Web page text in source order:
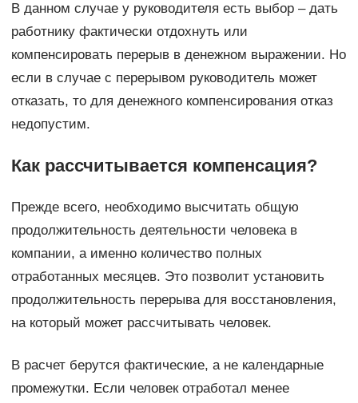
В данном случае у руководителя есть выбор – дать
работнику фактически отдохнуть или
компенсировать перерыв в денежном выражении. Но
если в случае с перерывом руководитель может
отказать, то для денежного компенсирования отказ
недопустим.
Как рассчитывается компенсация?
Прежде всего, необходимо высчитать общую
продолжительность деятельности человека в
компании, а именно количество полных
отработанных месяцев. Это позволит установить
продолжительность перерыва для восстановления,
на который может рассчитывать человек.
В расчет берутся фактические, а не календарные
промежутки. Если человек отработал менее